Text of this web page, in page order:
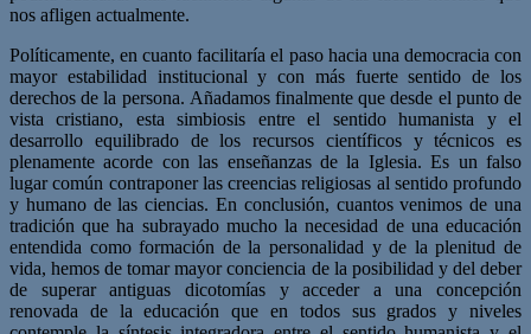
nos afligen actualmente.
Políticamente, en cuanto facilitaría el paso hacia una democracia con
mayor estabilidad institucional y con más fuerte sentido de los
derechos de la persona. Añadamos finalmente que desde el punto de
vista cristiano, esta simbiosis entre el sentido humanista y el
desarrollo equilibrado de los recursos científicos y técnicos es
plenamente acorde con las enseñanzas de la Iglesia. Es un falso
lugar común contraponerlas creencias religiosas al sentido profundo
y humano de las ciencias. En conclusión, cuantos venimos de una
tradición que ha subrayado mucho la necesidad de una educación
entendida como formación de la personalidad y de la plenitud de
vida,hemos de tomar mayor conciencia de la posibilidad y del deber
de superar antiguas dicotomías y acceder a una concepción
renovada de la educación que en todos sus gradosy niveles